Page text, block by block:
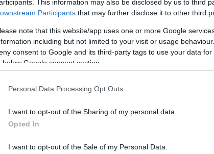
This information may also be disclosed by us to third
Participants that may further disclose it to other third
note that this website/app uses one or more Google
including but not limited to your visit or usage
consent to Google and its third-party tags to use your data
below Google consent section.
Personal Data Processing Opt Outs
I want to opt-out of the Sharing of my personal data.
Opted In
I want to opt-out of the Sale of my Personal Data.
mesterskap så langt. Hun står med
på normalen i Lenzerheide tirsdag. Nå er hun klar